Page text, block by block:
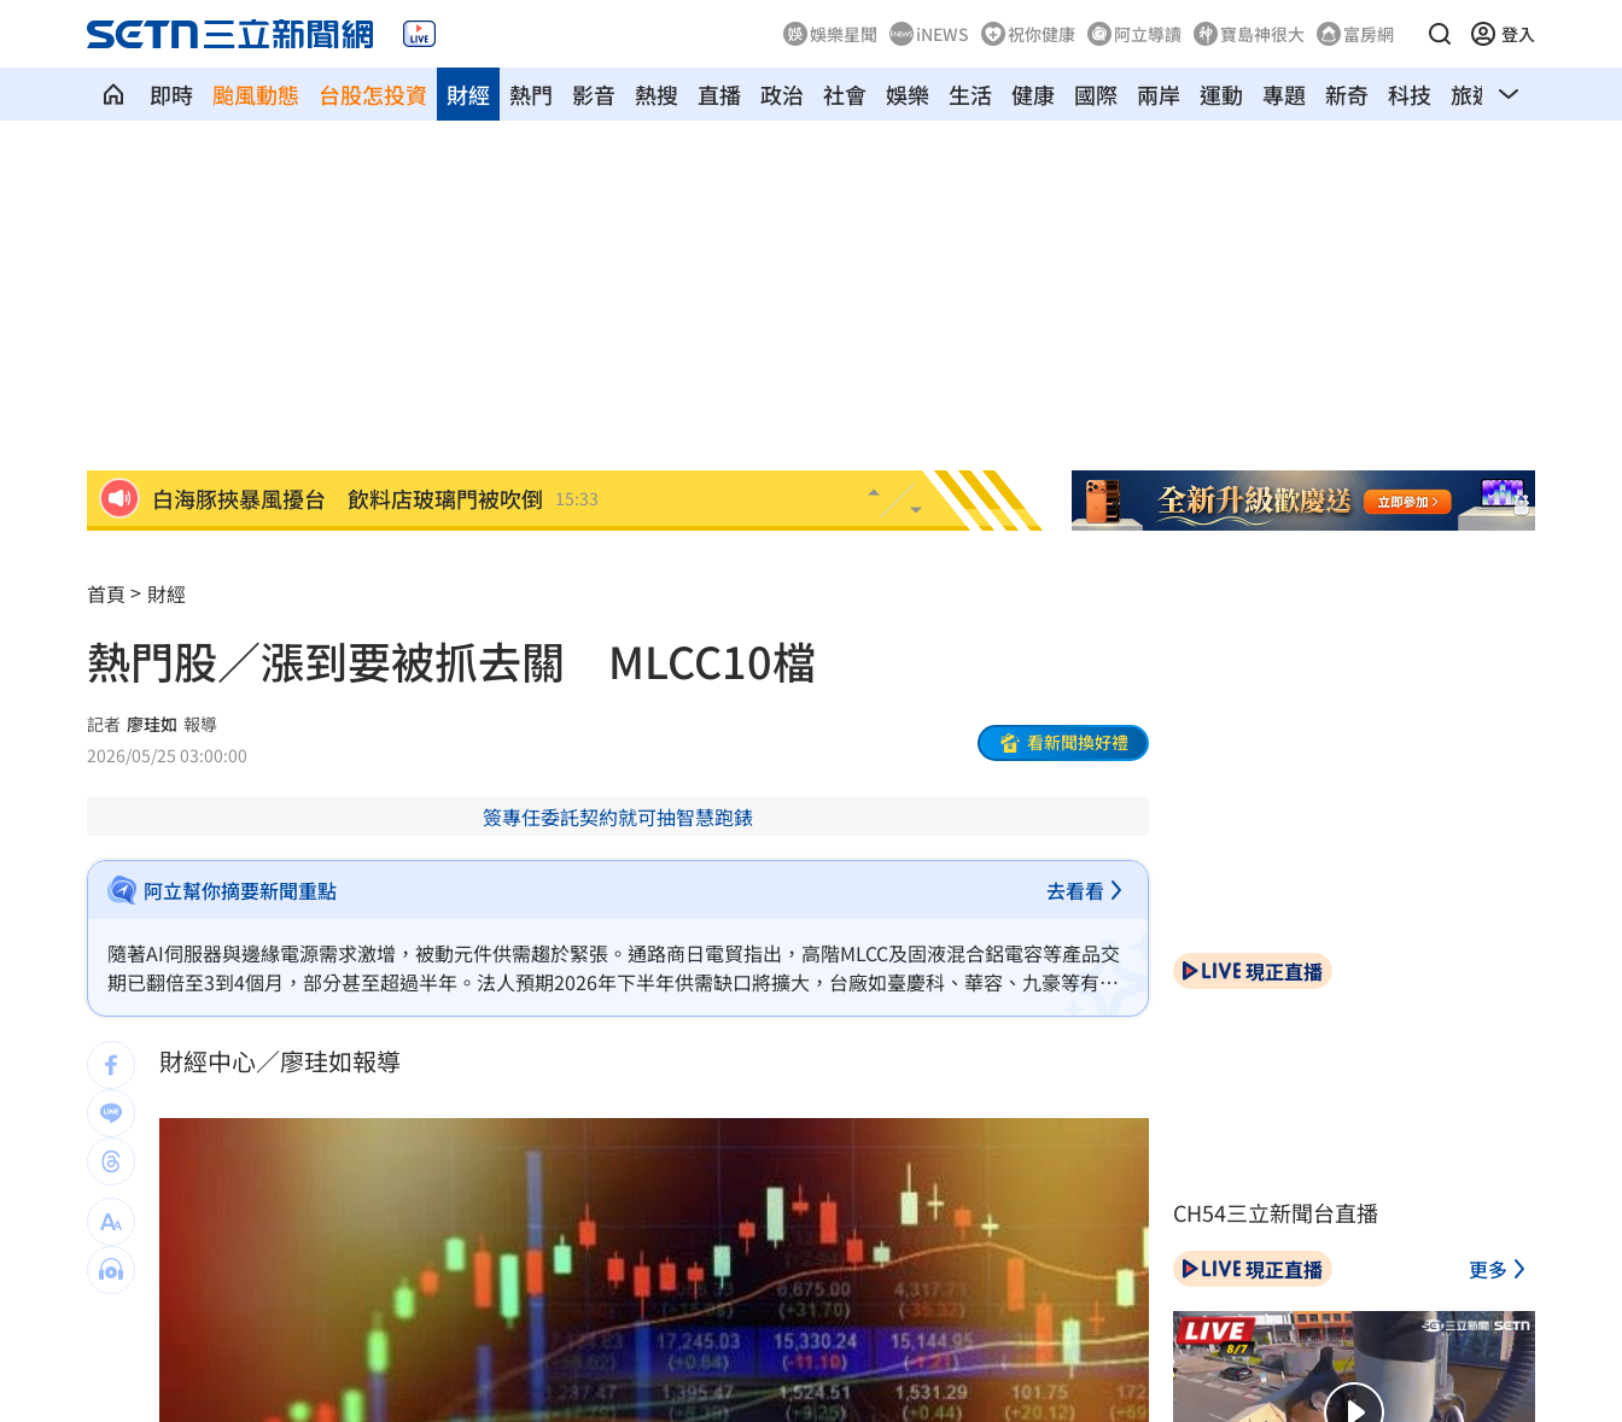
娛樂星聞 iNEWS 祝你健康 阿立導讀 寶島神很大 富房網 登入
即時 颱風動態 台股怎投資 熱門 影音 熱搜 直播 政治 社會 娛樂 生活 健康 國際 兩岸 運動
財經 專題 新奇 科技 旅遊 汽車
白海豚挾暴風擾台 飲料店玻璃門被吹倒 15:33
林逸欣曬林春銘生前珍貴身影 全網看哭了
新／温嵐病後首公開露面 親揭健康現況 15:28
股價單週反彈43% 外資看好這檔列首選股
白海豚正通過！「這地區」要嚴防風雨威脅
颱風發威！陽明山風強雨驟 包商冒雨上工 15:27
不用熬夜操盤！ 那斯達克拍板23小時交易
《勸世三姊妹》進軍百老匯 驚人代價曝光 15:22
新／高雄旅館命案！長租男全裸倒臥浴缸 15:19
問AI種田出事 老農照配方噴藥結果全死光
柯文哲拒不道歉還爆粗口 吳思瑤說話了
比花還搶鏡！張員瑛「1提問」粉絲嗨翻 15:13
早知疫苗採購困境？蔣萬安：資料都被塗黑 15:11
20:31
LIVE三立+24小時直播 15:27
首頁 財經
熱門股／漲到要被抓去關 MLCC10檔
記者 廖珪如 報導
2026/05/25 03:00:00
看新聞換好禮
簽專任委託契約就可抽智慧跑錶
阿立幫你摘要新聞重點 去看看
隨著AI伺服器與邊緣電源需求激增，被動元件供需趨於緊張。通路商日電貿指出，高階MLCC及固液混合鋁電容等產品交
期已翻倍至3到4個月，部分甚至超過半年。法人預期2026年下半年供需缺口將擴大，台廠如臺慶科、華容、九豪等有望
受惠於日韓龍頭產能外溢帶來的訂單紅利。此外，信昌電、鈺邦與金山電等企業在電容與保護元件市場動能強勁，後市
營運看旺，投資人宜密切關注相關產業動態。
財經中心／廖珪如報導
現正直播
CH54三立新聞台直播
現正直播 更多